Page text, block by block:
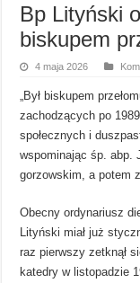
Bp Lityński
biskupem
4 maja 2026
„Był biskupem
zachodzących po
społecznych i
wspominając śp. abp.
gorzowskim, a potem
Obecny ordynariusz
Lityński miał już
raz pierwszy zetknął
katedry w listopadzie